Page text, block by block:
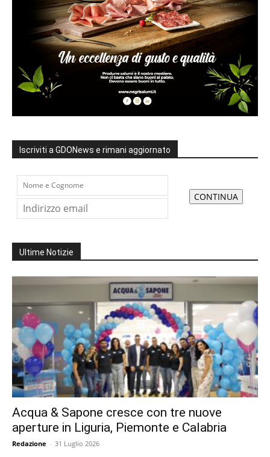
Iscriviti a GDONews e rimani aggiornato
Ultime Notizie
Acqua & Sapone cresce con tre nuove
aperture in Liguria, Piemonte e Calabria
Redazione - 31 Luglio 2026